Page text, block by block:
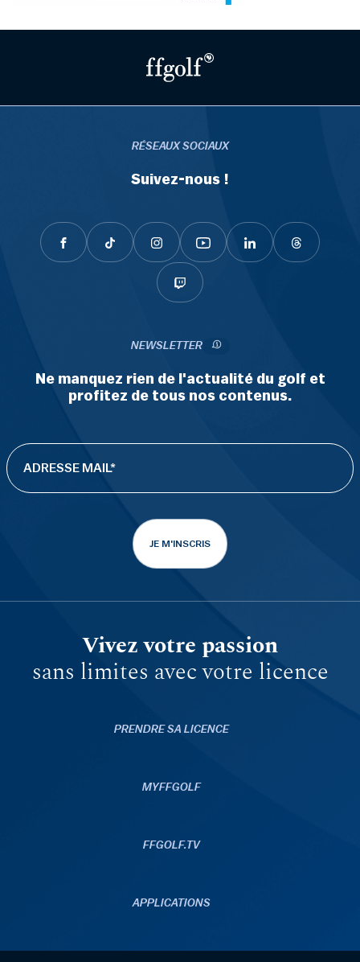
RÉSEAUX SOCIAUX
Suivez-nous !
NEWSLETTER
Ne manquez rien de l'actualité du golf et
profitez de tous nos contenus.
JE M'INSCRIS
Vivez votre passion
sans limites avec votre licence
PRENDRE SA LICENCE
MYFFGOLF
FFGOLF.TV
APPLICATIONS